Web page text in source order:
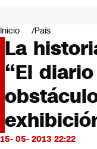
Negocios
Deportes
Programas
Cultura
Servicios
Bits
CNN tiempo
Futuro 360
Inicio País
La
“El
15- 05- 2013 22:22